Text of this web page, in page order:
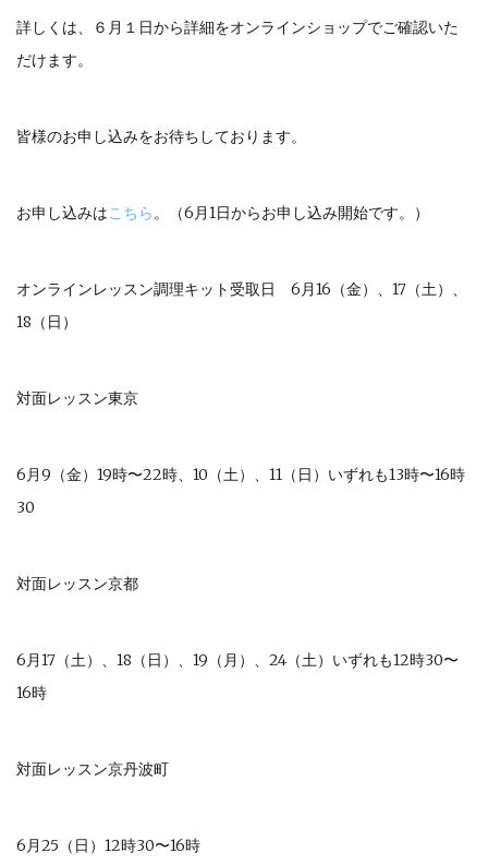
詳しくは、６月１日から詳細をオンラインショップでご確認いた
だけます。
皆様のお申し込みをお待ちしております。
お申し込みはこちら。（6月1日からお申し込み開始です。）
オンラインレッスン調理キット受取日 6月16（金）、17（土）、
18（日）
対面レッスン東京
6月9（金）19時〜22時、10（土）、11（日）いずれも13時〜16時
30
対面レッスン京都
6月17（土）、18（日）、19（月）、24（土）いずれも12時30〜
16時
対面レッスン京丹波町
6月25（日）12時30〜16時